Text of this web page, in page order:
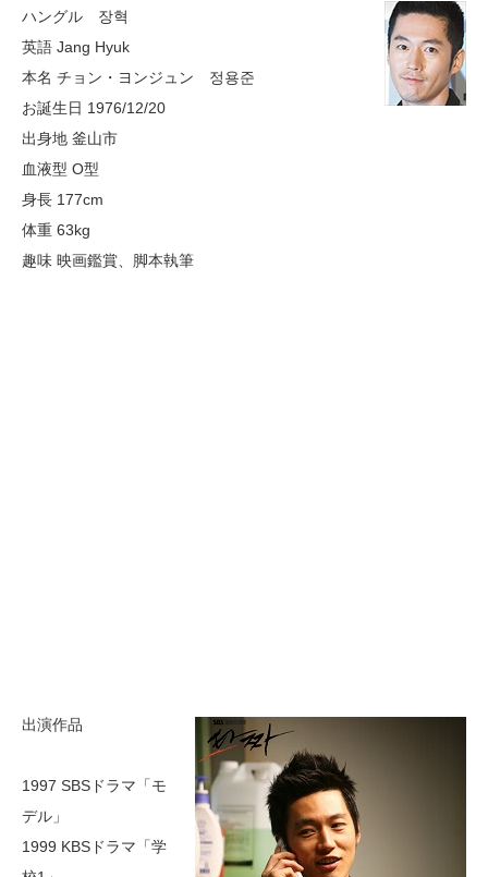
ハングル 장혁
英語 Jang Hyuk
本名 チョン・ヨンジュン 정용준
お誕生日 1976/12/20
出身地 釜山市
血液型 O型
身長 177cm
体重 63kg
趣味 映画鑑賞、脚本執筆
出演作品
1997 SBSドラマ「モ
デル」
1999 KBSドラマ「学